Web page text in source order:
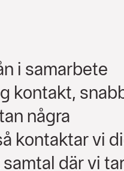
i samarbete
kontakt,
några
kontaktar vi
där vi